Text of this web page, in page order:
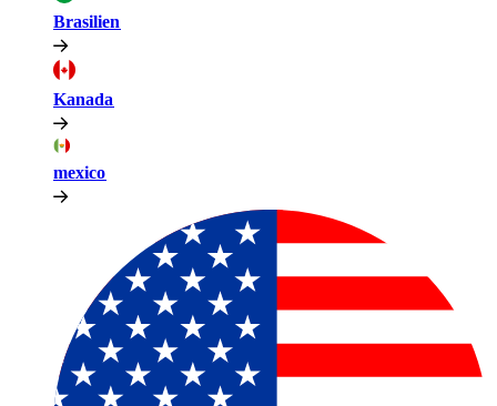
Brasilien​​
Kanada​​
mexico​​